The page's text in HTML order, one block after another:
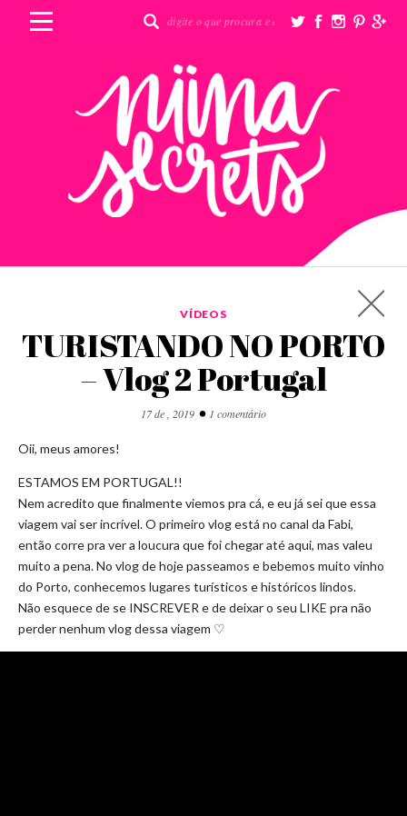
VÍDEOS
TURISTANDO NO PORTO
– Vlog 2 Portugal
17 de , 2019 • 1 comentário
Oii, meus amores!
ESTAMOS EM PORTUGAL!!
Nem acredito que finalmente viemos pra cá, e eu já sei que essa
viagem vai ser incrível. O primeiro vlog está no canal da Fabi,
então corre pra ver a loucura que foi chegar até aqui, mas valeu
muito a pena. No vlog de hoje passeamos e bebemos muito vinho
do Porto, conhecemos lugares turísticos e históricos lindos.
Não esquece de se INSCREVER e de deixar o seu LIKE pra não
perder nenhum vlog dessa viagem ♡